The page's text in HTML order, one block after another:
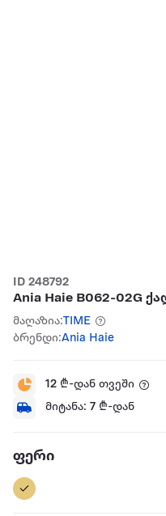
ID 248792
Ania Haie B062-02G
მაღაზია:TIME
ბრენდი:Ania Haie
12 ₾-დან თვეში
მიტანა: 7 ₾-დან
ფერი